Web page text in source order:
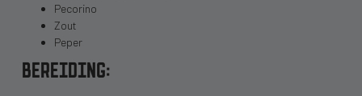
Pecorino
Zout
Peper
BEREIDING: